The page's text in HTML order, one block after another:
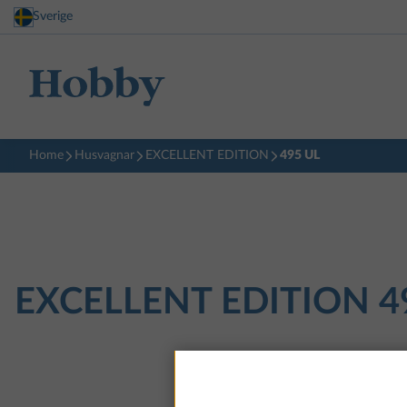
Sverige
Home Husvagnar EXCELLENT EDITION 495 UL
EXCELLENT EDITION